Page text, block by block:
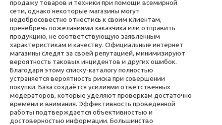
продажу товаров и техники при помощи всемирной
сети, однако некоторые магазины могут
недобросовестно отнестись к своим клиентам,
пренебречь пожеланиями заказчика или отправить
продукцию, не соответствующую заявленным
характеристикам и качеству. Официальные интернет
магазины следят за своей репутацией, минимизируют
вероятность таковых инцидентов и других ошибок.
Благодаря этому списку-каталогу полностью
устраняется вероятность риска при совершении
покупки. База создаётся усилиями ответственных
модераторов, которые уделяют проверкам достаточно
времени и внимания. Эффективность проведенной
работы подтверждается объективностью и
достоверностью информации. Большинство